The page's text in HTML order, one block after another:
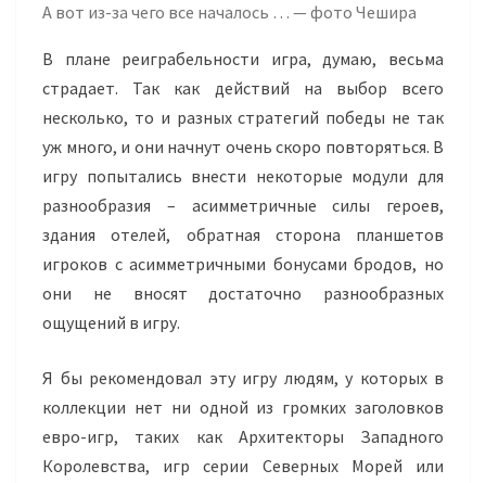
А вот из-за чего все началось … — фото Чешира
В плане реиграбельности игра, думаю, весьма
страдает. Так как действий на выбор всего
несколько, то и разных стратегий победы не так
уж много, и они начнут очень скоро повторяться. В
игру попытались внести некоторые модули для
разнообразия – асимметричные силы героев,
здания отелей, обратная сторона планшетов
игроков с асимметричными бонусами бродов, но
они не вносят достаточно разнообразных
ощущений в игру.
Я бы рекомендовал эту игру людям, у которых в
коллекции нет ни одной из громких заголовков
евро-игр, таких как Архитекторы Западного
Королевства, игр серии Северных Морей или